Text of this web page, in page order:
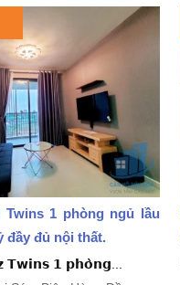
Twins 1 phòng ngủ lầu
đầy đủ nội thất.
𝗧𝘄𝗶𝗻𝘀 𝟭 𝗽𝗵𝗼̀𝗻𝗴...